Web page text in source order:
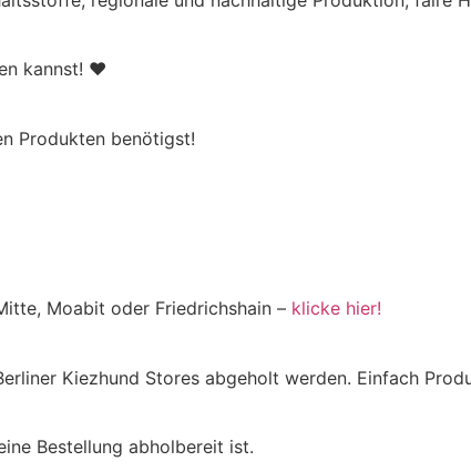
kannst! ♥
Produkten benötigst!
Moabit oder Friedrichshain – klicke hier!
Kiezhund Stores abgeholt werden. Einfach
Bestellung abholbereit ist.